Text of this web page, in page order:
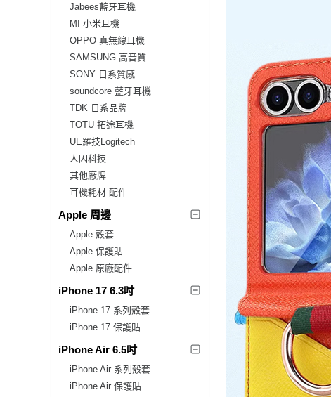
Jabees藍牙耳機
MI 小米耳機
OPPO 真無線耳機
SAMSUNG 高音質
SONY 日系質感
soundcore 藍牙耳機
TDK 日系品牌
TOTU 拓途耳機
UE羅技Logitech
人因科技
其他廠牌
耳機耗材.配件
Apple 周邊
Apple 殼套
Apple 保護貼
Apple 原廠配件
iPhone 17 6.3吋
iPhone 17 系列殼套
iPhone 17 保護貼
iPhone Air 6.5吋
iPhone Air 系列殼套
iPhone Air 保護貼